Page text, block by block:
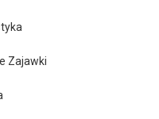
Zajawki